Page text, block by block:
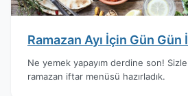
Ramazan Ayı İçin Gün
Ne yemek yapayım derdine son!
ramazan iftar menüsü hazırladık.